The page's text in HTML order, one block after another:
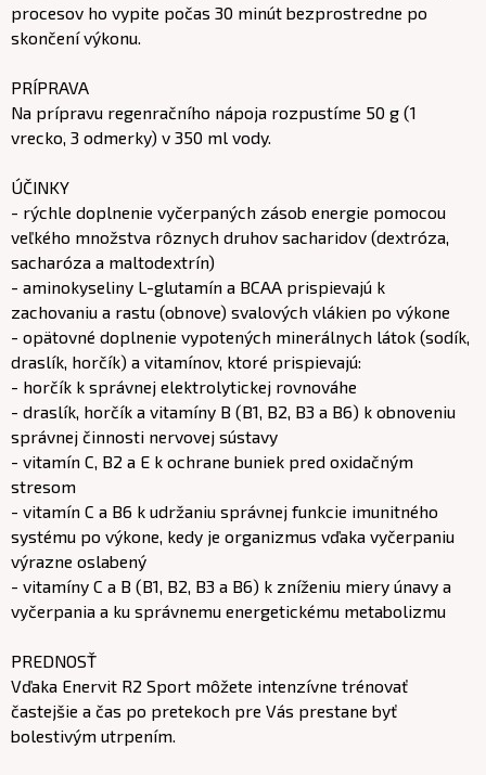
procesov ho vypite počas 30 minút bezprostredne po
skončení výkonu.
PRÍPRAVA
Na prípravu regenračního nápoja rozpustíme 50 g (1
vrecko, 3 odmerky) v 350 ml vody.
ÚČINKY
- rýchle doplnenie vyčerpaných zásob energie pomocou
veľkého množstva rôznych druhov sacharidov (dextróza,
sacharóza a maltodextrín)
- aminokyseliny L-glutamín a BCAA prispievajú k
zachovaniu a rastu (obnove) svalových vlákien po výkone
- opätovné doplnenie vypotených minerálnych látok (sodík,
draslík, horčík) a vitamínov, ktoré prispievajú:
- horčík k správnej elektrolytickej rovnováhe
- draslík, horčík a vitamíny B (B1, B2, B3 a B6) k obnoveniu
správnej činnosti nervovej sústavy
- vitamín C, B2 a E k ochrane buniek pred oxidačným
stresom
- vitamín C a B6 k udržaniu správnej funkcie imunitného
systému po výkone, kedy je organizmus vďaka vyčerpaniu
výrazne oslabený
- vitamíny C a B (B1, B2, B3 a B6) k zníženiu miery únavy a
vyčerpania a ku správnemu energetickému metabolizmu
PREDNOSŤ
Vďaka Enervit R2 Sport môžete intenzívne trénovať
častejšie a čas po pretekoch pre Vás prestane byť
bolestivým utrpením.